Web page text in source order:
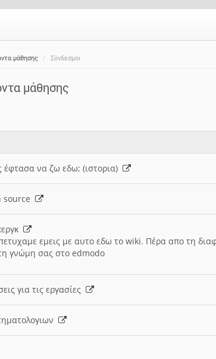
μάθησης Σύνδεσμοι
μάθησης
έφτασα να ζω εδω; (ιστορια)
source
εμεις με αυτο εδω το wiki. Πέρα απο τη
γνώμη σας στο edmodo
για τις εργασίες